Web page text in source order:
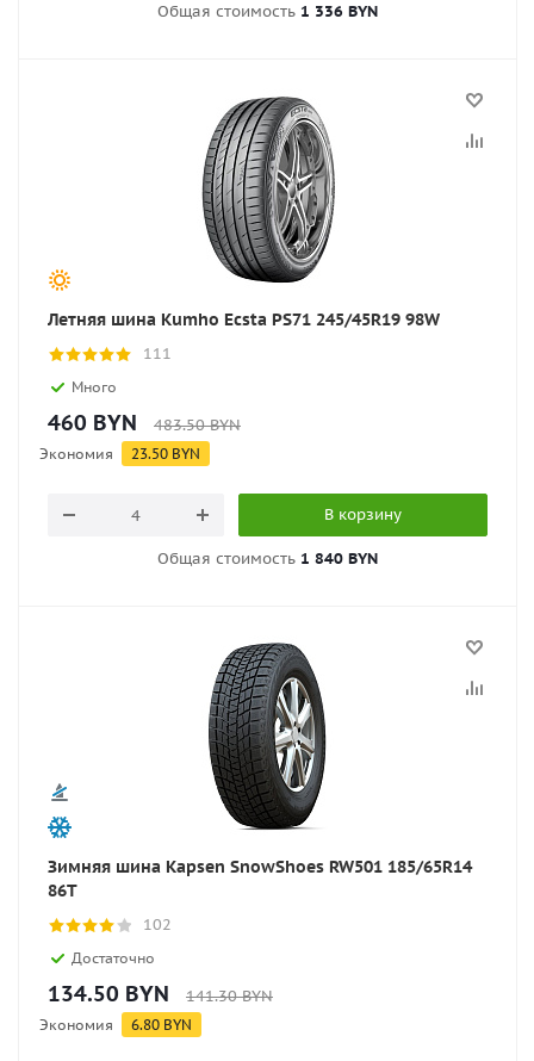
Общая стоимость 1 336 BYN
Летняя шина Kumho Ecsta PS71 245/45R19 98W
111
Много
460 BYN 483.50BYN
Экономия 23.50 BYN
В корзину
Общая стоимость 1 840 BYN
Зимняя шина Kapsen SnowShoes RW501 185/65R14
86T
102
Достаточно
134.50 BYN 141.30BYN
Экономия 6.80 BYN